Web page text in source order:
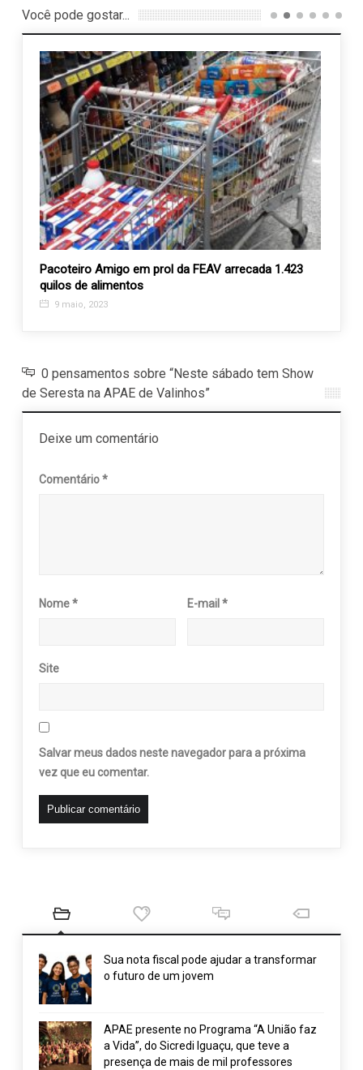
Você pode gostar...
Pacoteiro Amigo em prol da FEAV arrecada 1.423
quilos de alimentos
9 maio, 2023
0 pensamentos sobre “Neste sábado tem Show
de Seresta na APAE de Valinhos”
Deixe um comentário
Comentário*
Nome* E-mail*
Site
Salvar meus dados neste navegador para a próxima
vez que eu comentar.
Sua nota fiscal pode ajudar a transformar
o futuro de um jovem
APAE presente no Programa “A União faz
a Vida”, do Sicredi Iguaçu, que teve a
presença de mais de mil professores